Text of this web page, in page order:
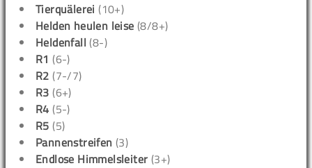
Tierquälerei (10+)
Helden heulen leise (8/8+)
Heldenfall (8-)
R1 (6-)
R2 (7-/7)
R3 (6+)
R4 (5-)
R5 (5)
Pannenstreifen (3)
Endlose Himmelsleiter (3+)